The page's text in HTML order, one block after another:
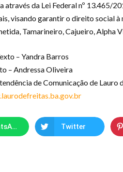
da Lei Federal nº 13.465/
visando garantir o direito social
Tamarineiro, Cajueiro, Alpha
– Yandra Barros
– Andressa Oliveira
de Comunicação de Lauro
WhatsApp Twitter